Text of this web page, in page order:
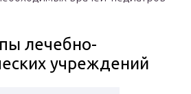
лечебно-
учреждений